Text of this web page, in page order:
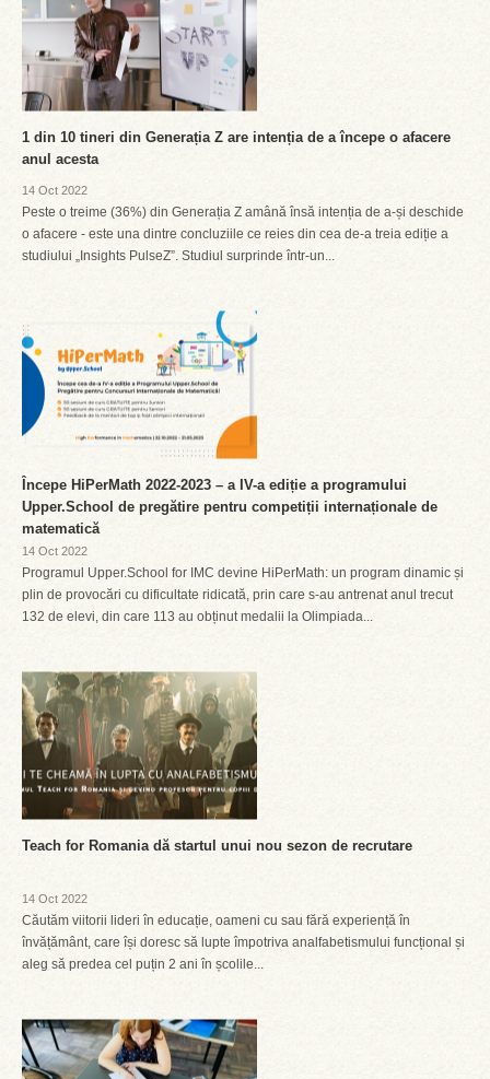
1 din 10 tineri din Generația Z are intenția de a începe o afacere
anul acesta
14 Oct 2022
Peste o treime (36%) din Generația Z amână însă intenția de a-și deschide
o afacere - este una dintre concluziile ce reies din cea de-a treia ediție a
studiului „Insights PulseZ”. Studiul surprinde într-un...
Începe HiPerMath 2022-2023 – a IV-a ediție a programului
Upper.School de pregătire pentru competiții internaționale de
matematică
14 Oct 2022
Programul Upper.School for IMC devine HiPerMath: un program dinamic și
plin de provocări cu dificultate ridicată, prin care s-au antrenat anul trecut
132 de elevi, din care 113 au obținut medalii la Olimpiada...
Teach for Romania dă startul unui nou sezon de recrutare
14 Oct 2022
Căutăm viitorii lideri în educație, oameni cu sau fără experiență în
învățământ, care își doresc să lupte împotriva analfabetismului funcțional și
aleg să predea cel puțin 2 ani în școlile...